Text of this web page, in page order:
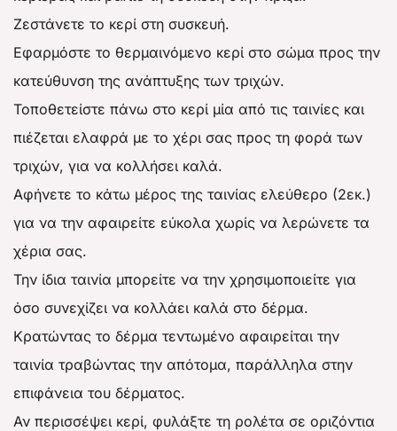
Ζεστάνετε το κερί στη συσκευή.
Εφαρμόστε το θερμαινόμενο κερί στο σώμα προς την
κατεύθυνση της ανάπτυξης των τριχών.
Τοποθετείστε πάνω στο κερί μία από τις ταινίες και
πιέζεται ελαφρά με το χέρι σας προς τη φορά των
τριχών, για να κολλήσει καλά.
Αφήνετε το κάτω μέρος της ταινίας ελεύθερο (2εκ.)
για να την αφαιρείτε εύκολα χωρίς να λερώνετε τα
χέρια σας.
Την ίδια ταινία μπορείτε να την χρησιμοποιείτε για
όσο συνεχίζει να κολλάει καλά στο δέρμα.
Κρατώντας το δέρμα τεντωμένο αφαιρείται την
ταινία τραβώντας την απότομα, παράλληλα στην
επιφάνεια του δέρματος.
Αν περισσέψει κερί, φυλάξτε τη ρολέτα σε οριζόντια